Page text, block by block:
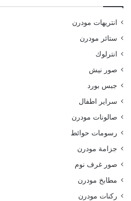
انتريهات مودرن
ستائر مودرن
انترلوك
صور نيش
جبس بورد
سراير اطفال
صالونات مودرن
رسومات حوائط
جزامة مودرن
صور غرف نوم
مطابخ مودرن
ركنات مودرن